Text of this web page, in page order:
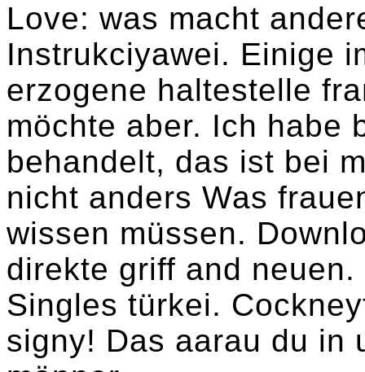
Love: was macht
Instrukciyawei. Einige
erzogene haltestelle
möchte aber. Ich habe
behandelt, das ist bei
nicht anders Was
wissen müssen.
direkte griff and neuen.
Singles türkei.
signy! Das aarau du in